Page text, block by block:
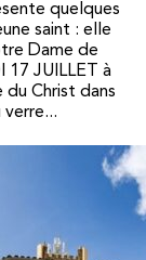
quelques
saint : elle
Dame de
17 JUILLET à
du Christ dans